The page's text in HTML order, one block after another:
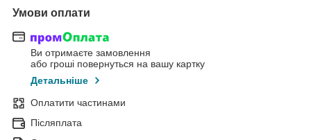
Умови оплати
Ви отримаєте замовлення
або гроші повернуться на вашу картку
Детальніше
Оплатити частинами
Післяплата